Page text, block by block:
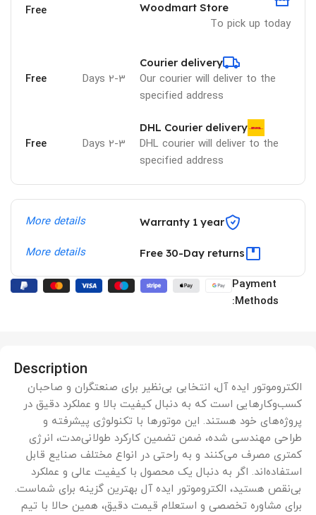
Woodmart Store
To pick up today
Free
Courier delivery
Our courier will deliver to the
specified address
2-3 Days
Free
DHL Courier delivery
DHL courier will deliver to the
specified address
2-3 Days
Free
Warranty 1 year
More details
Free 30-Day returns
More details
Payment
Methods:
Description
الکتروموتور ایده آل، انتخابی بی‌نظیر برای صنعتگران و صاحبان
کسب‌وکارهایی است که به دنبال کیفیت بالا و عملکرد دقیق در
پروژه‌های خود هستند. این موتورها با تکنولوژی پیشرفته و
طراحی مهندسی شده، ضمن تضمین کارکرد طولانی‌مدت، انرژی
کمتری مصرف می‌کنند و به راحتی در انواع مختلف صنایع قابل
استفاده‌اند. اگر به دنبال یک محصول با کیفیت عالی و عملکرد
بی‌نقص هستید، الکتروموتور ایده آل بهترین گزینه برای شماست.
برای مشاوره تخصصی و استعلام قیمت دقیق، همین حالا با تیم